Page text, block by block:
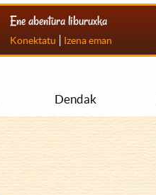
Ene abentura liburuxka
Konektatu | Izena eman
Dendak